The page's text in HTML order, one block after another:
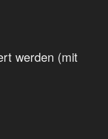
werden (mit